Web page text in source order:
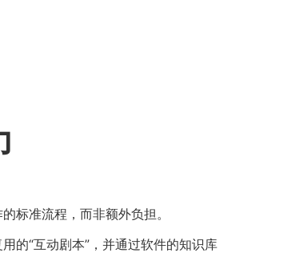
标准流程，而非额外负担。
的“互动剧本”，并通过软件的知识库